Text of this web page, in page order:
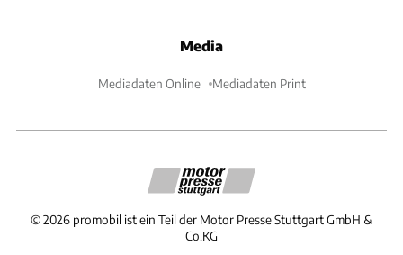
Media
Mediadaten Online Mediadaten Print
©2026 promobil ist ein Teil der Motor Presse Stuttgart GmbH &
Co.KG